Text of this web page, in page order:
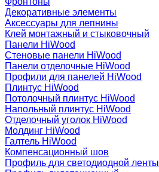
Декоративные элементы
Аксессуары для лепнины
Клей монтажный и стыковочный
Панели HiWood
Стеновые панели HiWood
Панели отделочные HiWood
Профили для панелей HiWood
Плинтус HiWood
Потолочный плинтус HiWood
Напольный плинтус HiWood
Отделочный уголок HiWood
Молдинг HiWood
Галтель HiWood
Компенсационный шов
Профиль для светодиодной ленты